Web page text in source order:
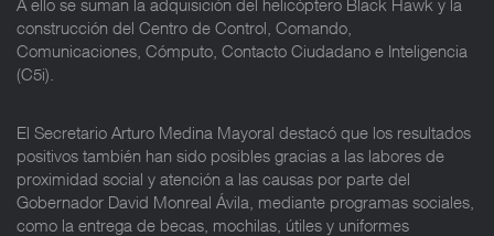
A ello se suman la adquisición del helicóptero Black Hawk y la
construcción del Centro de Control, Comando,
Comunicaciones, Cómputo, Contacto Ciudadano e Inteligencia
(C5i).
El Secretario Arturo Medina Mayoral destacó que los resultados
positivos también han sido posibles gracias a las labores de
proximidad social y atención a las causas por parte del
Gobernador David Monreal Ávila, mediante programas sociales,
como la entrega de becas, mochilas, útiles y uniformes